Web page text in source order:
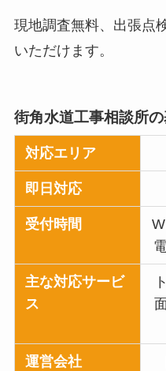
現地調査無料、出張点
いただけます。
街角水道工事相談所
対応エリア
即日対応
受付時間
主な対応サービ
ス
運営会社